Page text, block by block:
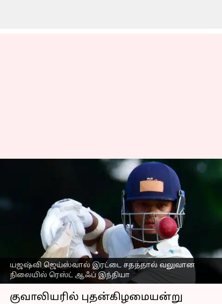
யஜஷ்வி ஜெய்ஸ்வால் இரட்டை சதத்தால் வலுவான
நிலையில் ரெஸ்ட் ஆஃப் இந்தியா
இரானி கோப்பை 2023 :
யஜஷ்வி ஜெய்ஸ்வால்
இரட்டை சதத்தால்
வலுவான நிலையில்
ரெஸ்ட் ஆஃப் இந்தியா
எழுதியவர் Sekar Chinnappan Mar 01, 2023 06:25 pm
செய்தி முன்னோட்டம்
குவாலியரில் புதன்கிழமையன்று